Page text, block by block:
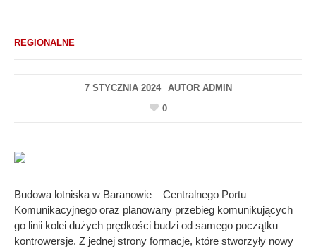
REGIONALNE
7 STYCZNIA 2024 AUTOR ADMIN
0
Budowa lotniska w Baranowie – Centralnego Portu
Komunikacyjnego oraz planowany przebieg komunikujących
go linii kolei dużych prędkości budzi od samego początku
kontrowersje. Z jednej strony formacje, które stworzyły nowy